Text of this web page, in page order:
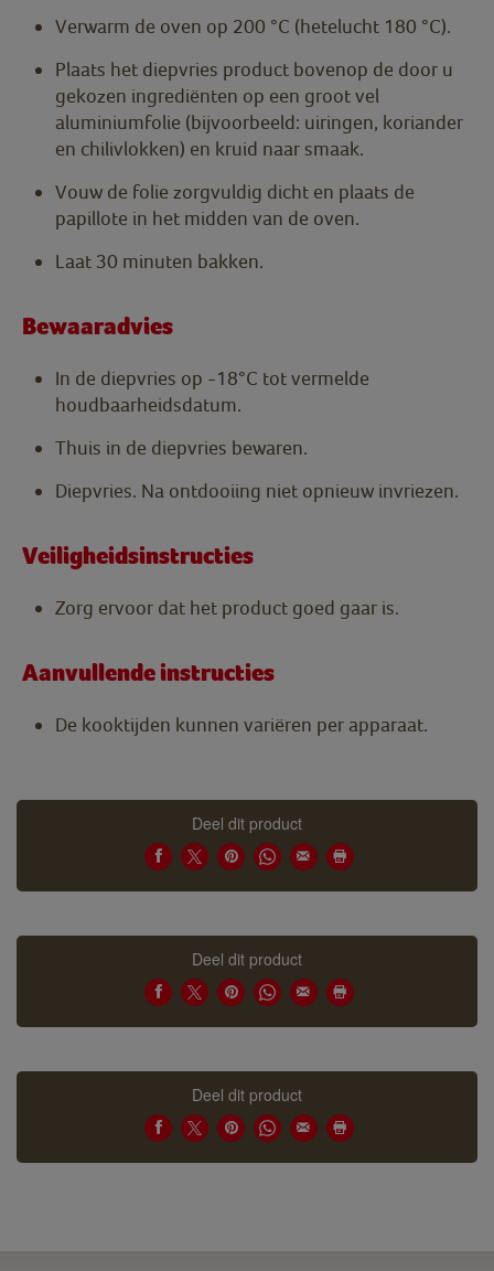
Verwarm de oven op 200 °C (hetelucht 180 °C).
Plaats het diepvries product bovenop de door u
gekozen ingrediënten op een groot vel
aluminiumfolie (bijvoorbeeld: uiringen, koriander
en chilivlokken) en kruid naar smaak.
Vouw de folie zorgvuldig dicht en plaats de
papillote in het midden van de oven.
Laat 30 minuten bakken.
Bewaaradvies
In de diepvries op -18°C tot vermelde
houdbaarheidsdatum.
Thuis in de diepvries bewaren.
Diepvries. Na ontdooiing niet opnieuw invriezen.
Veiligheidsinstructies
Zorg ervoor dat het product goed gaar is.
Aanvullende instructies
De kooktijden kunnen variëren per apparaat.
Deel dit product
Deel dit product
Deel dit product